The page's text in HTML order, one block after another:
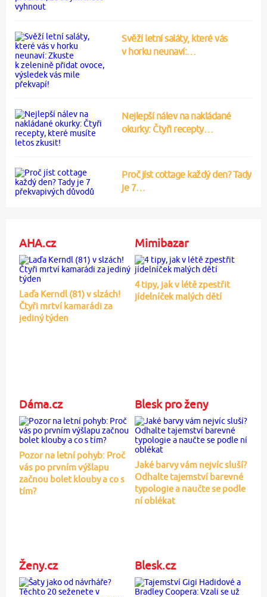
Svěží letní saláty, které vás
v horku neunaví:…
Nejlepší nálev na nakládané
okurky: Čtyři recepty…
Proč jíst cottage každý den? Tady
je 7…
AHA.cz
Laďa Kerndl (81) v slzách!
Čtyři mrtví kamarádi za
jediný týden
Mimibazar
4 tipy, jak v létě zpestřit
jídelníček malých dětí
Dáma.cz
Pozor na letní pohyb: Proč
vás po prvním výšlapu
začnou bolet klouby a co s
tím?
Blesk pro ženy
Jaké barvy vám nejvíc sluší?
Odhalte tajemství barevné
typologie a naučte se podle
ní oblékat
Ženy.cz Blesk.cz